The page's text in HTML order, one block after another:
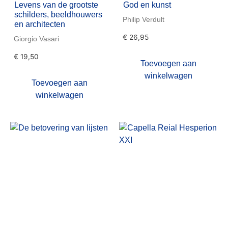
Levens van de grootste
schilders, beeldhouwers
en architecten
Giorgio Vasari
€ 19,50
Toevoegen aan
winkelwagen
God en kunst
Philip Verdult
€ 26,95
Toevoegen aan
winkelwagen